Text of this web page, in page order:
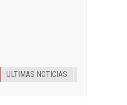
ULTIMAS NOTICIAS